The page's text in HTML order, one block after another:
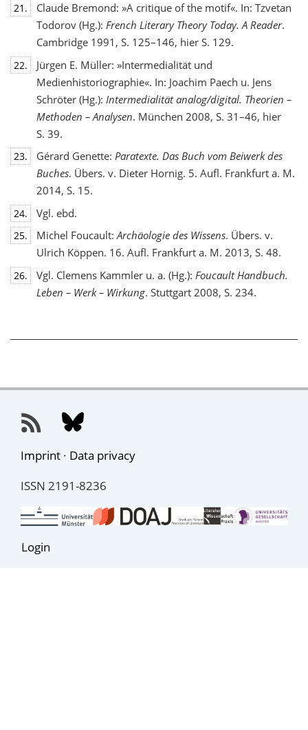
21.
Claude Bremond: »A critique of the motif«. In: Tzvetan
Todorov (Hg.): French Literary Theory Today. A Reader.
Cambridge 1991, S. 125–146, hier S. 129.
22.
Jürgen E. Müller: »Intermedialität und
Medienhistoriographie«. In: Joachim Paech u. Jens
Schröter (Hg.): Intermedialität analog/digital. Theorien –
Methoden – Analysen. München 2008, S. 31–46, hier
S. 39.
23. Gérard Genette: Paratexte. Das Buch vom Beiwerk des
Buches. Übers. v. Dieter Hornig. 5. Aufl. Frankfurt a. M.
2014, S. 15.
24. Vgl. ebd.
25. Michel Foucault:Archäologie des Wissens. Übers. v.
Ulrich Köppen. 16. Aufl. Frankfurt a. M. 2013, S. 48.
26. Vgl. Clemens Kammler u. a. (Hg.): Foucault Handbuch.
Leben – Werk – Wirkung. Stuttgart 2008, S. 234.
Imprint · Data privacy
ISSN 2191-8236
Login